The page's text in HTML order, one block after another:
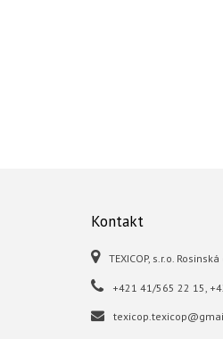
Kontakt
TEXICOP, s.r.o.
+421 41/565 22 15,